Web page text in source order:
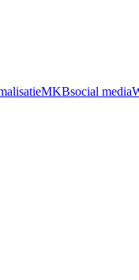
MKBsocial media